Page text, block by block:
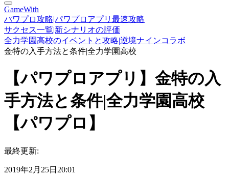
GameWith
パワプロ攻略|パワプロアプリ最速攻略
サクセス一覧|新シナリオの評価
全力学園高校のイベントと攻略|逆境ナインコラボ
金特の入手方法と条件|全力学園高校
【パワプロアプリ】金特の入
手方法と条件|全力学園高校
【パワプロ】
最終更新:
2019年2月25日20:01